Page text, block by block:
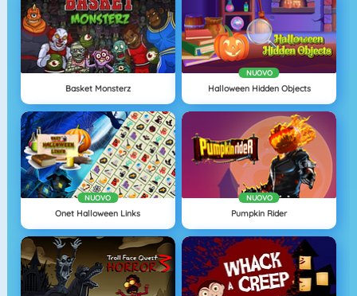
Basket Monsterz
NUOVO
Halloween Hidden Objects
NUOVO
Onet Halloween Links
NUOVO
Pumpkin Rider